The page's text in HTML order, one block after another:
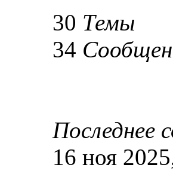
30 Темы
34
Последнее
16 ноя